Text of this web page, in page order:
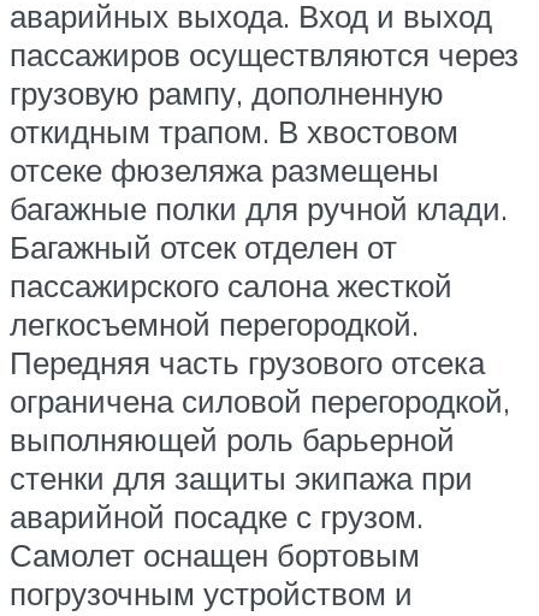
аварийных выхода. Вход и выход
пассажиров осуществляются через
грузовую рампу, дополненную
откидным трапом. В хвостовом
отсеке фюзеляжа размещены
багажные полки для ручной клади.
Багажный отсек отделен от
пассажирского салона жесткой
легкосъемной перегородкой.
Передняя часть грузового отсека
ограничена силовой перегородкой,
выполняющей роль барьерной
стенки для защиты экипажа при
аварийной посадке с грузом.
Самолет оснащен бортовым
погрузочным устройством и